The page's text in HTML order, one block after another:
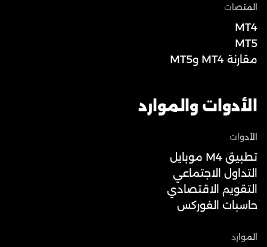
المنصات
MT4
MT5
مقارنة MT4 وMT5
الأدوات والموارد
الأدوات
تطبيق M4 موبايل
التداول الاجتماعي
التقويم الاقتصادي
حاسبات الفوركس
الموارد